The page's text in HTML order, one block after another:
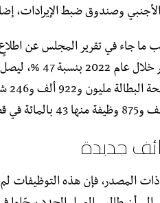
الأجنبي وصندوق ضبط الإيرادات،
ما جاء في تقرير المجلس عن
جديدة